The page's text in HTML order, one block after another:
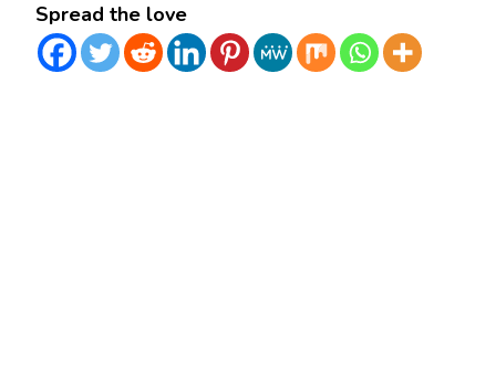
Spread the love